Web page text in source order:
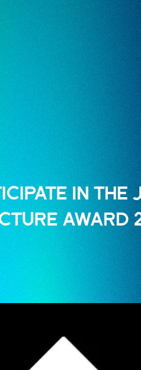
IN THE
AWARD